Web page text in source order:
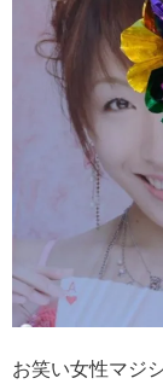
お笑い女性マジ